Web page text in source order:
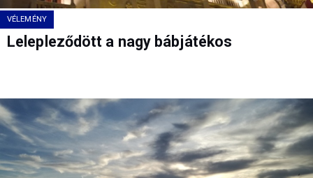
VÉLEMÉNY
Lelepleződött a nagy bábjátékos